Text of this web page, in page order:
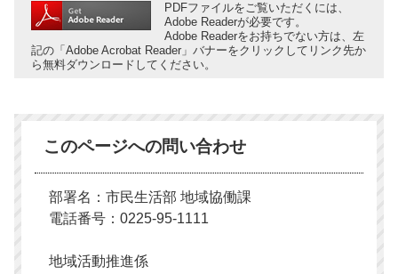
PDFファイルをご覧いただくには、
Adobe Readerが必要です。
Adobe Readerをお持ちでない方は、左
記の「Adobe Acrobat Reader」バナーをクリックしてリンク先か
ら無料ダウンロードしてください。
このページへの問い合わせ
部署名：市民生活部 地域協働課
電話番号：0225-95-1111
地域活動推進係